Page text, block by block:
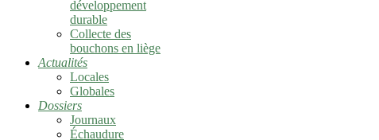
développement
durable
Collecte des
bouchons en liège
Actualités
Locales
Globales
Dossiers
Journaux
Échaudure